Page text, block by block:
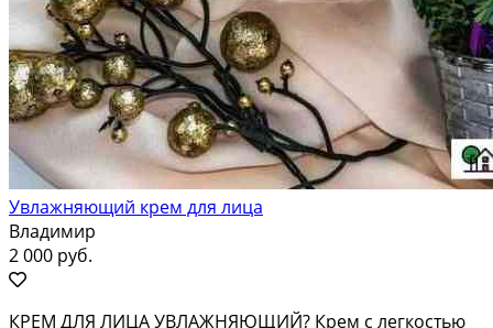
Увлажняющий крем для лица
Владимир
2 000 руб.
КРЕМ ДЛЯ ЛИЦА УВЛАЖНЯЮЩИЙ? Крем с легкостью